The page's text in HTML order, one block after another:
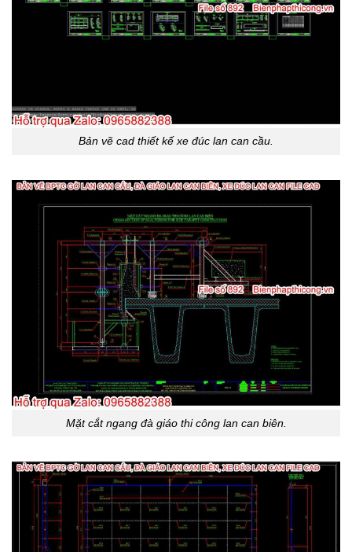
Bản vẽ cad thiết kế xe đúc lan can cầu.
Mặt cắt ngang đà giáo thi công lan can biên.